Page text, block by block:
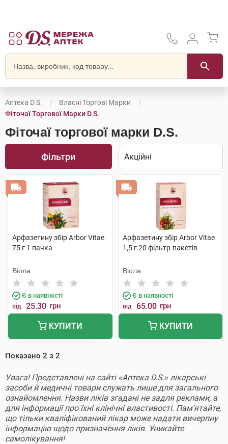
Аптека D.S.
Власні Торгові Марки
Фіточаї Торгової Марки D.S.
Фіточаї торгової марки D.S.
Фільтри
Арфазетину збір Arbor Vitae
75 г 1 пачка
Віола
Є в наявності
від 25.30 грн
КУПИТИ
Арфазетину збір Arbor Vitae
1,5 г 20 фільтр-пакетів
Віола
Є в наявності
від 65.00 грн
КУПИТИ
Показано 2 з 2
Увага! Представлені на сайті «Аптека D.S.» лікарські
засоби й медичні товари служать лише для загального
ознайомлення. Назви ліків згадані не задля реклами, а
для інформації про їхні клінічні властивості. Пам’ятайте,
що тільки кваліфікований лікар може надати вичерпну
інформацію щодо призначення ліків. Уникайте
самолікування!